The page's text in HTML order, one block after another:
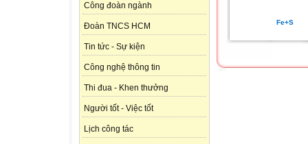
Công đoàn ngành
Đoàn TNCS HCM
Tin tức - Sự kiện
Công nghệ thông tin
Thi đua - Khen thưởng
Người tốt - Việc tốt
Lịch công tác
Fe+S